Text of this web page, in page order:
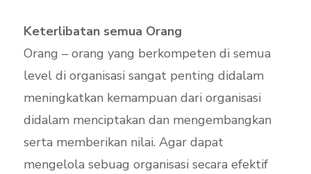
Keterlibatan semua Orang
Orang – orang yang berkompeten di semua
level di organisasi sangat penting didalam
meningkatkan kemampuan dari organisasi
didalam menciptakan dan mengembangkan
serta memberikan nilai. Agar dapat
mengelola sebuag organisasi secara efektif